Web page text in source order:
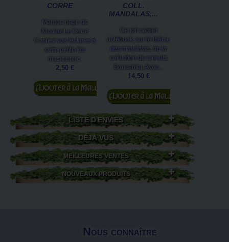
CORRE
Marque page de
Nicolaz Le Corre
Confiez vos lectures à
cette petite fée
musicienne.
2,50 €
Ajouter au
panier
COLL.
MANDALAS,...
Ce joli carnet
notebook, sur le thème
des mandalas, de la
collection de carnets
Boncahier. Avec...
14,50 €
Ajouter au
panier
LISTE D'ENVIES
DÉJÀ VUS
MEILLEURES VENTES
NOUVEAUX PRODUITS
Nous connaître